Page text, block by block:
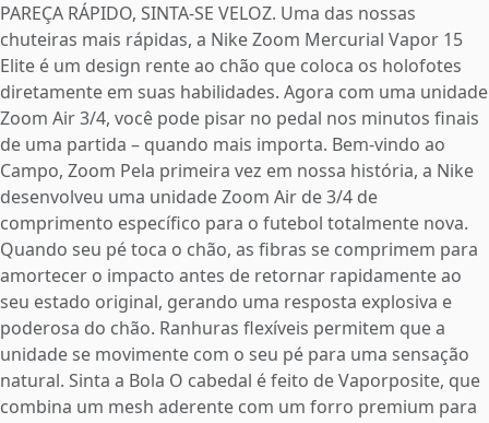
PAREÇA RÁPIDO, SINTA-SE VELOZ. Uma das nossas
chuteiras mais rápidas, a Nike Zoom Mercurial Vapor 15
Elite é um design rente ao chão que coloca os holofotes
diretamente em suas habilidades. Agora com uma unidade
Zoom Air 3/4, você pode pisar no pedal nos minutos finais
de uma partida – quando mais importa. Bem-vindo ao
Campo, Zoom Pela primeira vez em nossa história, a Nike
desenvolveu uma unidade Zoom Air de 3/4 de
comprimento específico para o futebol totalmente nova.
Quando seu pé toca o chão, as fibras se comprimem para
amortecer o impacto antes de retornar rapidamente ao
seu estado original, gerando uma resposta explosiva e
poderosa do chão. Ranhuras flexíveis permitem que a
unidade se movimente com o seu pé para uma sensação
natural. Sinta a Bola O cabedal é feito de Vaporposite, que
combina um mesh aderente com um forro premium para